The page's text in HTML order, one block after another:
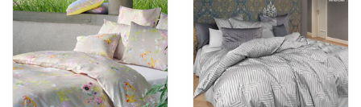
Accessoires Spa
Angebote
Info-Service